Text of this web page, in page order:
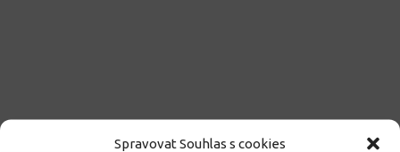
Spravovat Souhlas s cookies